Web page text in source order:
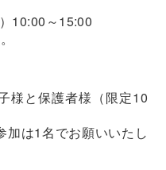
10:00～15:00
様と保護者様（限定10
加は1名でお願いいたし